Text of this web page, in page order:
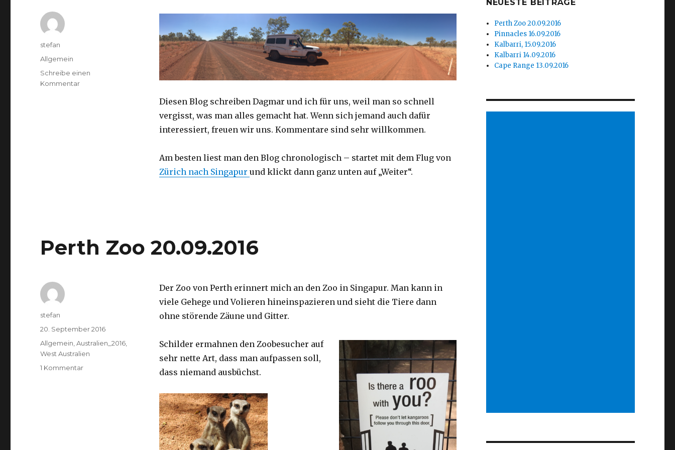
Diesen Blog schreiben Dagmar und ich für uns, weil man so schnell
vergisst, was man alles gemacht hat. Wenn sich jemand auch dafür
interessiert, freuen wir uns. Kommentare sind sehr willkommen.
Am besten liest man den Blog chronologisch – startet mit dem Flug von
Zürich nach Singapur und klickt dann ganz unten auf „Weiter“.
Autor
stefan
Kategorien
Allgemein
Schreibe einen
Kommentarzu
Perth Zoo 20.09.2016
Der Zoo von Perth erinnert mich an den Zoo in Singapur. Man kann in
viele Gehege und Volieren hineinspazieren und sieht die Tiere dann
ohne störende Zäune und Gitter.
Schilder ermahnen den Zoobesucher auf
sehr nette Art, dass man aufpassen soll,
dass niemand ausbüchst.
Autor
stefan
Veröffentlicht
am
20. September 2016
Kategorien
Allgemein,Australien_2016,
West Australien
1 Kommentarzu
NEUESTE BEITRÄGE
Perth Zoo 20.09.2016
Pinnacles 16.09.2016
Kalbarri, 15.09.2016
Kalbarri 14.09.2016
Cape Range 13.09.2016